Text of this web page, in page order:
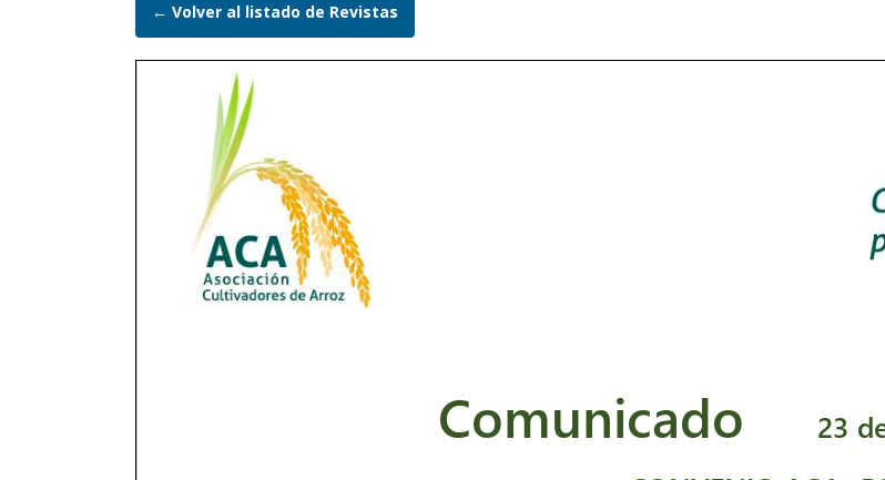
← Volver al listado de Revistas